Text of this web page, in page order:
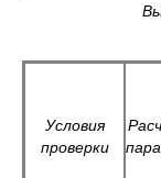
Выбор
Условия
проверки